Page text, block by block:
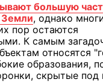
большую
Земли, однако
пор остаются
К самым
относятся
образования,
скрытые под